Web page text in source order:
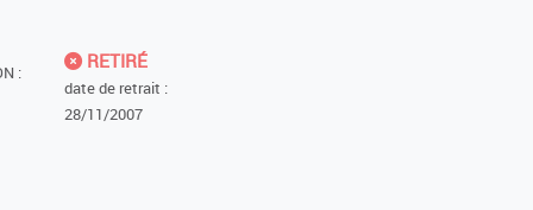
:
RETIRÉ
date de retrait :
28/11/2007